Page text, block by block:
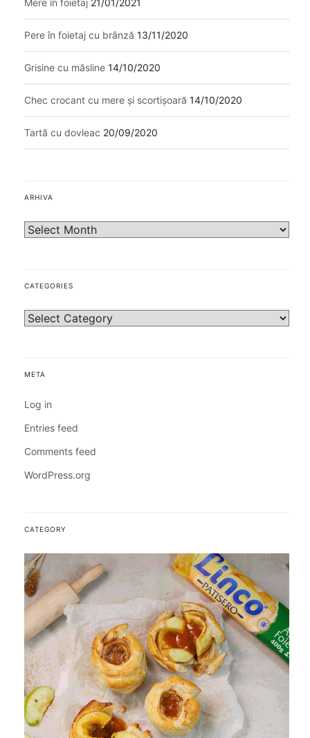
Pere în foietaj cu brânză 13/11/2020
Grisine cu măsline 14/10/2020
Chec crocant cu mere și scortișoară 14/10/2020
Tartă cu dovleac 20/09/2020
ARHIVA
CATEGORIES
META
Log in
Entries feed
Comments feed
WordPress.org
CATEGORY